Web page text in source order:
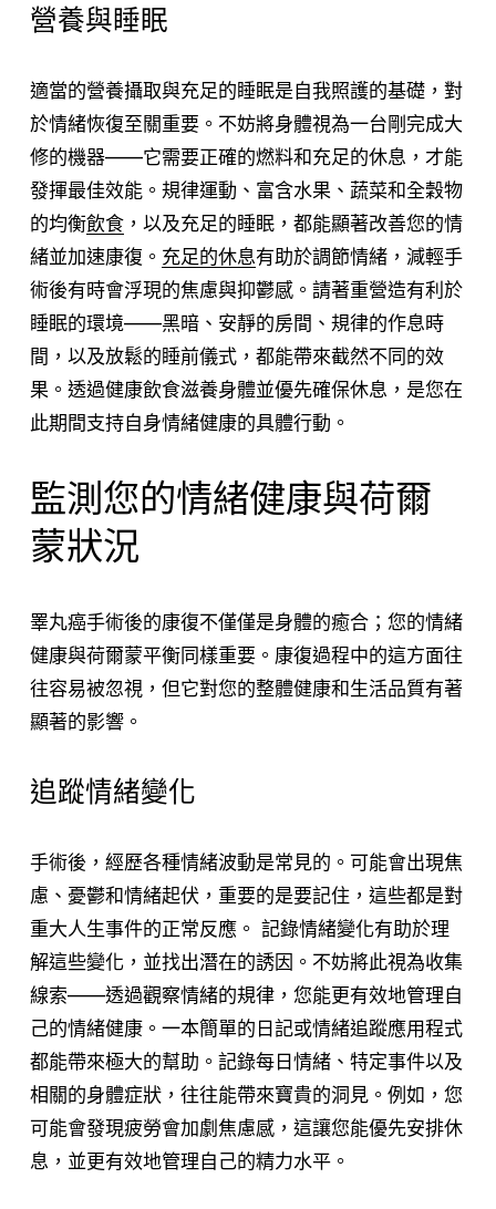
營養與睡眠
適當的營養攝取與充足的睡眠是自我照護的基礎，對
於情緒恢復至關重要。不妨將身體視為一台剛完成大
修的機器——它需要正確的燃料和充足的休息，才能
發揮最佳效能。規律運動、富含水果、蔬菜和全穀物
的均衡飲食，以及充足的睡眠，都能顯著改善您的情
緒並加速康復。 充足的休息有助於調節情緒，減輕手
術後有時會浮現的焦慮與抑鬱感。請著重營造有利於
睡眠的環境——黑暗、安靜的房間、規律的作息時
間，以及放鬆的睡前儀式，都能帶來截然不同的效
果。透過健康飲食滋養身體並優先確保休息，是您在
此期間支持自身情緒健康的具體行動。
監測您的情緒健康與荷爾
蒙狀況
睪丸癌手術後的康復不僅僅是身體的癒合；您的情緒
健康與荷爾蒙平衡同樣重要。康復過程中的這方面往
往容易被忽視，但它對您的整體健康和生活品質有著
顯著的影響。
追蹤情緒變化
手術後，經歷各種情緒波動是常見的。可能會出現焦
慮、憂鬱和情緒起伏，重要的是要記住，這些都是對
重大人生事件的正常反應。 記錄情緒變化有助於理
解這些變化，並找出潛在的誘因。不妨將此視為收集
線索——透過觀察情緒的規律，您能更有效地管理自
己的情緒健康。一本簡單的日記或情緒追蹤應用程式
都能帶來極大的幫助。記錄每日情緒、特定事件以及
相關的身體症狀，往往能帶來寶貴的洞見。例如，您
可能會發現疲勞會加劇焦慮感，這讓您能優先安排休
息，並更有效地管理自己的精力水平。